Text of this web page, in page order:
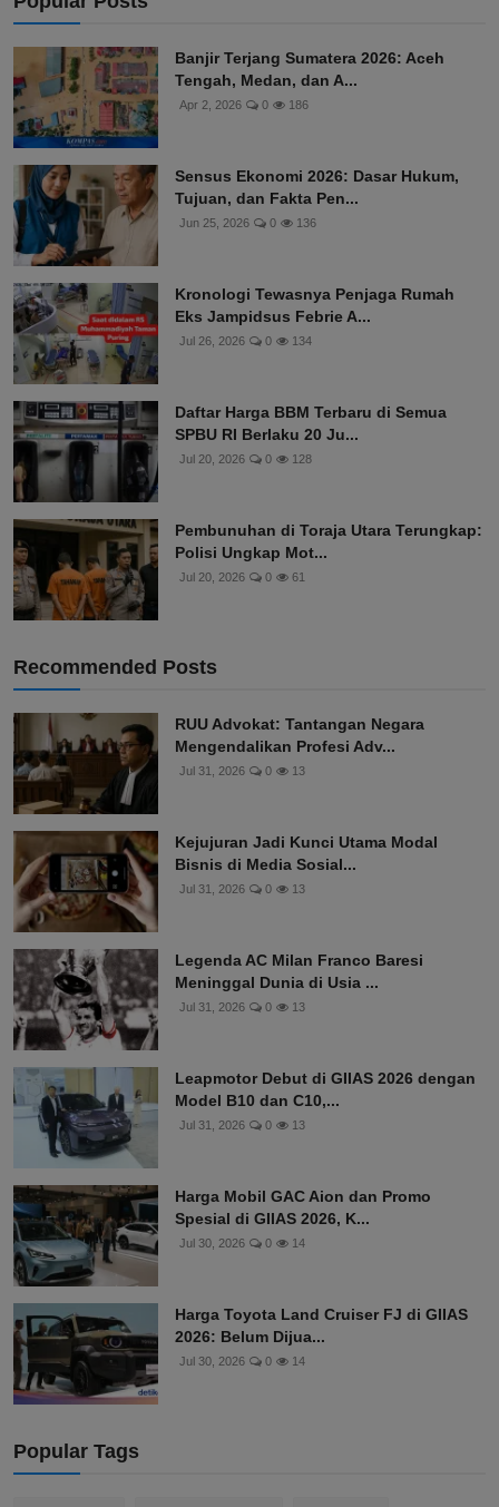
Banjir Terjang Sumatera 2026: Aceh
Tengah, Medan, dan A...
Apr 2, 2026 0 186
Sensus Ekonomi 2026: Dasar Hukum,
Tujuan, dan Fakta Pen...
Jun 25, 2026 0 136
Kronologi Tewasnya Penjaga Rumah
Eks Jampidsus Febrie A...
Jul 26, 2026 0 134
Daftar Harga BBM Terbaru di Semua
SPBU RI Berlaku 20 Ju...
Jul 20, 2026 0 128
Pembunuhan di Toraja Utara Terungkap:
Polisi Ungkap Mot...
Jul 20, 2026 0 61
Recommended Posts
RUU Advokat: Tantangan Negara
Mengendalikan Profesi Adv...
Jul 31, 2026 0 13
Kejujuran Jadi Kunci Utama Modal
Bisnis di Media Sosial...
Jul 31, 2026 0 13
Legenda AC Milan Franco Baresi
Meninggal Dunia di Usia ...
Jul 31, 2026 0 13
Leapmotor Debut di GIIAS 2026 dengan
Model B10 dan C10,...
Jul 31, 2026 0 13
Harga Mobil GAC Aion dan Promo
Spesial di GIIAS 2026, K...
Jul 30, 2026 0 14
Harga Toyota Land Cruiser FJ di GIIAS
2026: Belum Dijua...
Jul 30, 2026 0 14
Popular Tags